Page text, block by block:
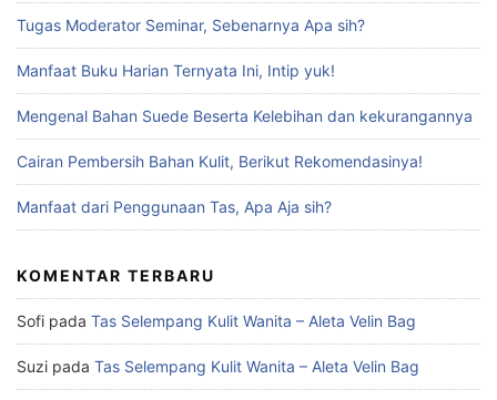
Tugas Moderator Seminar, Sebenarnya Apa sih?
Manfaat Buku Harian Ternyata Ini, Intip yuk!
Mengenal Bahan Suede Beserta Kelebihan dan kekurangannya
Cairan Pembersih Bahan Kulit, Berikut Rekomendasinya!
Manfaat dari Penggunaan Tas, Apa Aja sih?
KOMENTAR TERBARU
Sofi pada Tas Selempang Kulit Wanita – Aleta Velin Bag
Suzi pada Tas Selempang Kulit Wanita – Aleta Velin Bag